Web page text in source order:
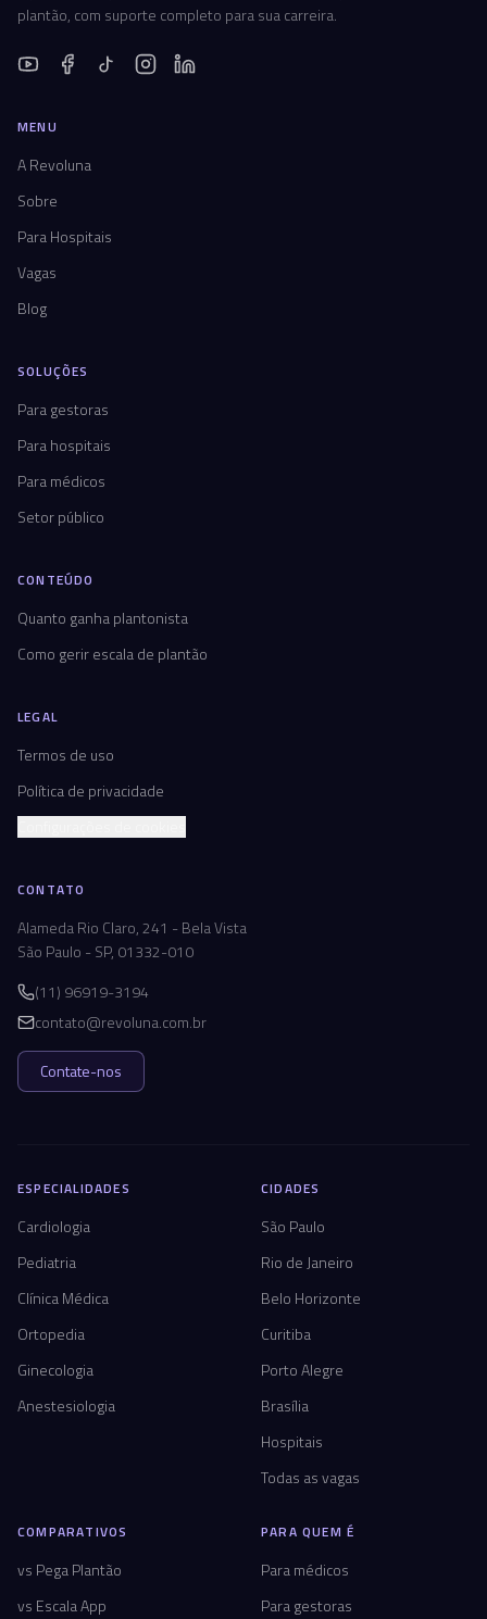
plantão, com suporte completo para sua carreira.
MENU
A Revoluna
Sobre
Para Hospitais
Vagas
Blog
SOLUÇÕES
Para gestoras
Para hospitais
Para médicos
Setor público
CONTEÚDO
Quanto ganha plantonista
Como gerir escala de plantão
LEGAL
Termos de uso
Política de privacidade
CONTATO
Alameda Rio Claro, 241 - Bela Vista
São Paulo - SP, 01332-010
(11) 96919-3194
contato@revoluna.com.br
Contate-nos
ESPECIALIDADES
Cardiologia
Pediatria
Clínica Médica
Ortopedia
Ginecologia
Anestesiologia
CIDADES
São Paulo
Rio de Janeiro
Belo Horizonte
Curitiba
Porto Alegre
Brasília
Hospitais
Todas as vagas
COMPARATIVOS
vs Pega Plantão
vs Escala App
PARA QUEM É
Para médicos
Para gestoras